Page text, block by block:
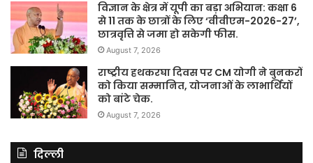
विज्ञान के क्षेत्र में यूपी का बड़ा अभियान: कक्षा 6
से 11 तक के छात्रों के लिए ‘वीवीएम-2026-27’,
छात्रवृत्ति से जमा हो सकेगी फीस.
August 7, 2026
राष्ट्रीय हथकरघा दिवस पर CM योगी ने बुनकरों
को किया सम्मानित, योजनाओं के लाभार्थियों
को बांटे चेक.
August 7, 2026
दिल्ली